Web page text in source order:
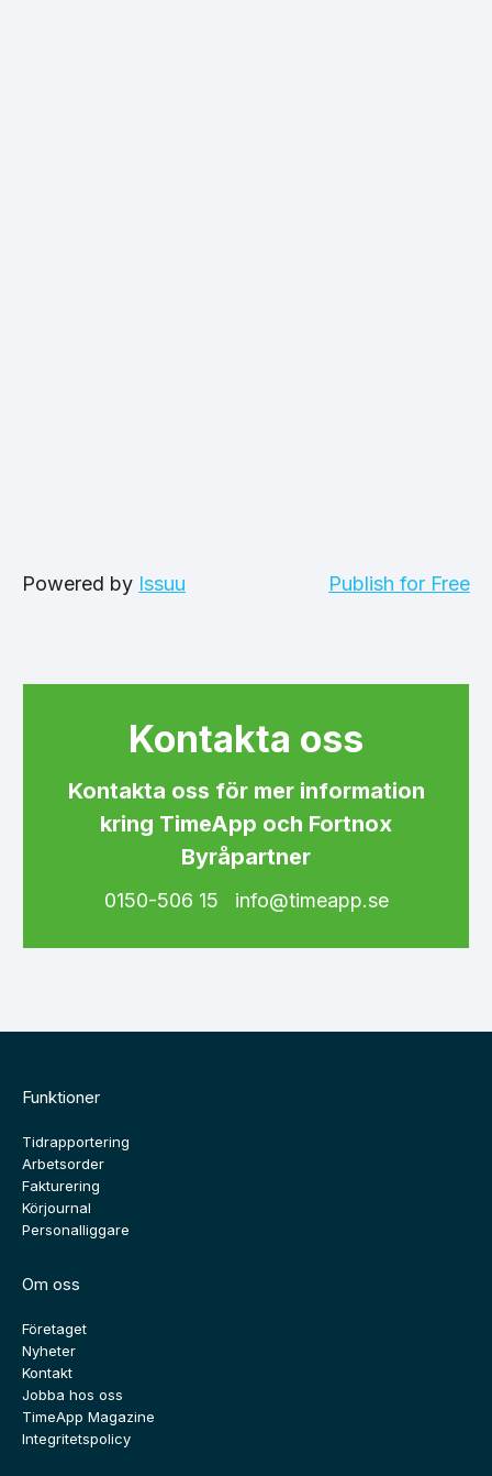
Powered by Issuu Publish for Free
Kontakta oss
Kontakta oss för mer information
kring TimeApp och Fortnox
Byråpartner
0150-506 15 info@timeapp.se
Funktioner
Tidrapportering
Arbetsorder
Fakturering
Körjournal
Personalliggare
Om oss
Företaget
Nyheter
Kontakt
Jobba hos oss
TimeApp Magazine
Integritetspolicy